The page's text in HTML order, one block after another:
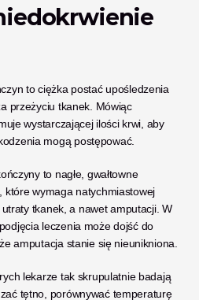
to ciężka postać upośledzenia
przeżyciu tkanek. Mówiąc
wystarczającej ilości krwi, aby
mogą postępować.
to nagłe, gwałtowne
które wymaga natychmiastowej
tkanek, a nawet amputacji. W
leczenia może dojść do
amputacja stanie się nieunikniona.
lekarze tak skrupulatnie badają
tętno, porównywać temperaturę